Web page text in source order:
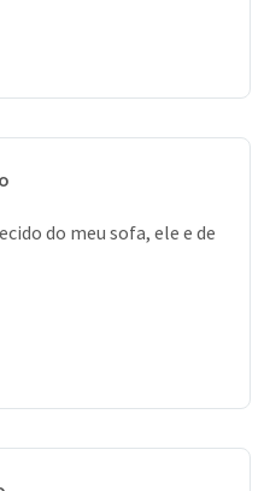
do meu sofa, ele e de